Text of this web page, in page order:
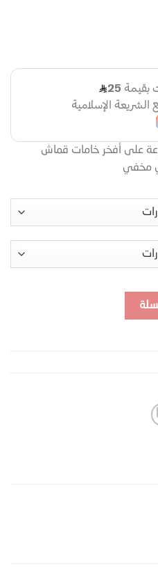
على أفخر خامات قماش
مخفي